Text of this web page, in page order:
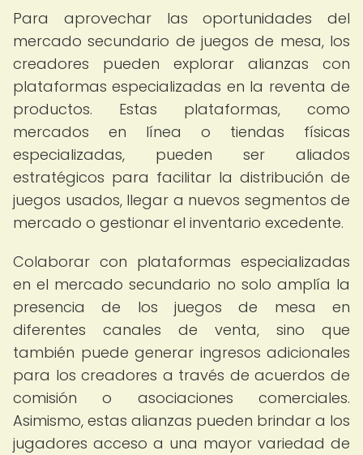
Para aprovechar las oportunidades del
mercado secundario de juegos de mesa, los
creadores pueden explorar alianzas con
plataformas especializadas en la reventa de
productos. Estas plataformas, como
mercados en línea o tiendas físicas
especializadas, pueden ser aliados
estratégicos para facilitar la distribución de
juegos usados, llegar a nuevos segmentos de
mercado o gestionar el inventario excedente.
Colaborar con plataformas especializadas
en el mercado secundario no solo amplía la
presencia de los juegos de mesa en
diferentes canales de venta, sino que
también puede generar ingresos adicionales
para los creadores a través de acuerdos de
comisión o asociaciones comerciales.
Asimismo, estas alianzas pueden brindar a los
jugadores acceso a una mayor variedad de